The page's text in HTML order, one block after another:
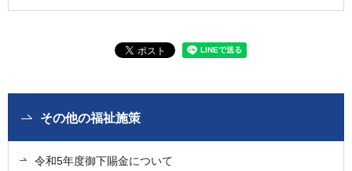
その他の福祉施策
令和5年度御下賜金について